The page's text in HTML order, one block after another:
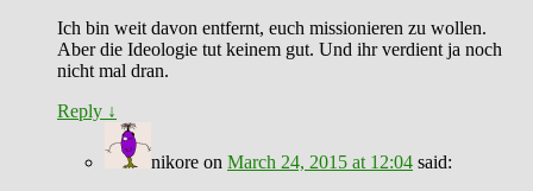
Ich bin weit davon entfernt, euch missionieren zu wollen.
Aber die Ideologie tut keinem gut. Und ihr verdient ja noch
nicht mal dran.
Reply ↓
nikore on March 24, 2015 at 12:04 said: